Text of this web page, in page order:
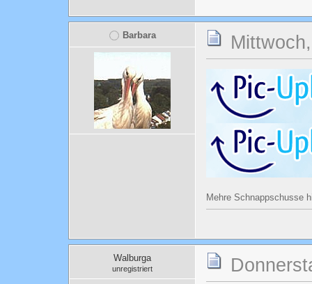
Barbara
Mehre Schnappschusse
Walburga
unregistriert